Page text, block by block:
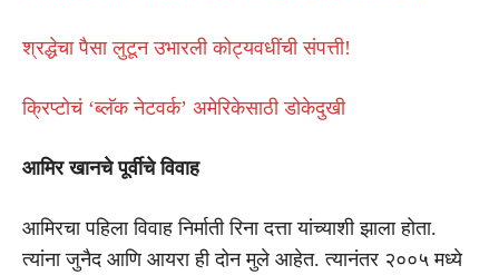
श्रद्धेचा पैसा लुटून उभारली कोट्यवधींची संपत्ती!
क्रिप्टोचं ‘ब्लॅक नेटवर्क’ अमेरिकेसाठी डोकेदुखी
आमिर खानचे पूर्वीचे विवाह
आमिरचा पहिला विवाह निर्माती रिना दत्ता यांच्याशी झाला होता.
त्यांना जुनैद आणि आयरा ही दोन मुले आहेत. त्यानंतर २००५ मध्ये